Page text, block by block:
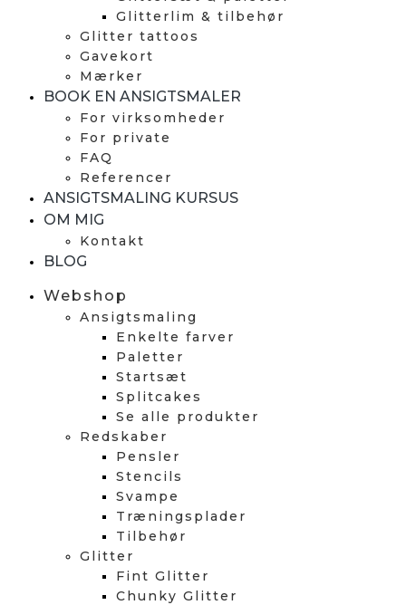
Glitterlim & tilbehør
Glitter tattoos
Gavekort
Mærker
BOOK EN ANSIGTSMALER
For virksomheder
For private
FAQ
Referencer
ANSIGTSMALING KURSUS
OM MIG
Kontakt
BLOG
Webshop
Ansigtsmaling
Enkelte farver
Paletter
Startsæt
Splitcakes
Se alle produkter
Redskaber
Pensler
Stencils
Svampe
Træningsplader
Tilbehør
Glitter
Fint Glitter
Chunky Glitter